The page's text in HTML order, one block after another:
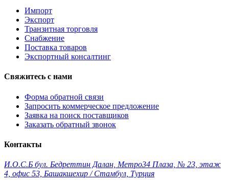
Импорт
Экспорт
Транзитная торговля
Снабжение
Поставка товаров
Экспортный консалтинг
Свяжитесь с нами
Форма обратной связи
Запросить коммерческое предложение
Заявка на поиск поставщиков
Заказать обратный звонок
Контакты
И.О.С.Б бул. Бедреттин Далан, Метро34 Плаза, № 23, этаж
4, офис 53, Башакшехир / Стамбул, Турция